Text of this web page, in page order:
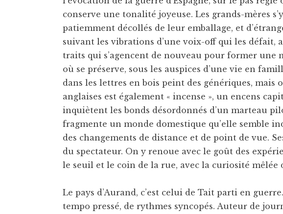
conserve une tonalité joyeuse. Les grands-mères
patiemment décollés de leur emballage, et
suivant les vibrations d’une voix-off qui les défait,
traits qui s’agencent de nouveau pour former une
où se préserve, sous les auspices d’une vie en
dans les lettres en bois peint des génériques, mais
anglaises est également « incense », un encens
inquiètent les bonds désordonnés d’un marteau
fragmente un monde domestique qu’elle semble
des changements de distance et de point de vue.
du spectateur. On y renoue avec le goût des
le seuil et le coin de la rue, avec la curiosité mêlée
Le pays d’Aurand, c’est celui de Tait parti en
tempo pressé, de rythmes syncopés. Auteur de